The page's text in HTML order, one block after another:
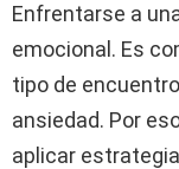
Enfrentarse a
emocional. Es
tipo de
ansiedad. Por
aplicar